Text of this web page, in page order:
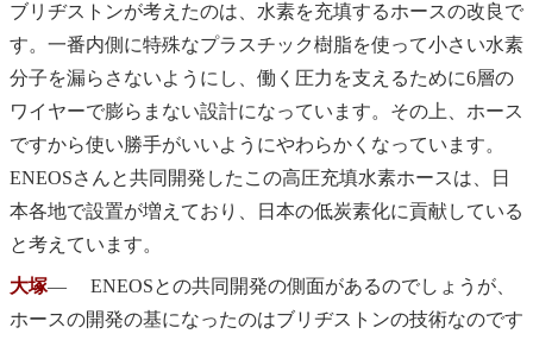
ブリヂストンが考えたのは、水素を充填するホースの改良で
す。一番内側に特殊なプラスチック樹脂を使って小さい水素
分子を漏らさないようにし、働く圧力を支えるために6層の
ワイヤーで膨らまない設計になっています。その上、ホース
ですから使い勝手がいいようにやわらかくなっています。
ENEOSさんと共同開発したこの高圧充填水素ホースは、日
本各地で設置が増えており、日本の低炭素化に貢献している
と考えています。
大塚― ENEOSとの共同開発の側面があるのでしょうが、
ホースの開発の基になったのはブリヂストンの技術なのです